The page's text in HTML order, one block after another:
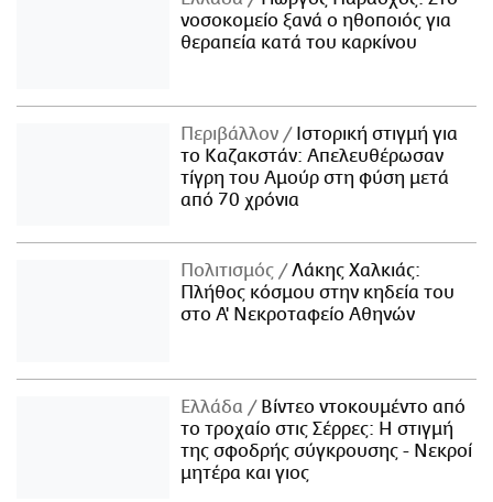
νοσοκομείο ξανά ο ηθοποιός για
θεραπεία κατά του καρκίνου
Περιβάλλον
Ιστορική στιγμή για
το Καζακστάν: Απελευθέρωσαν
τίγρη του Αμούρ στη φύση μετά
από 70 χρόνια
Πολιτισμός
Λάκης Χαλκιάς:
Πλήθος κόσμου στην κηδεία του
στο Α' Νεκροταφείο Αθηνών
Ελλάδα
Βίντεο ντοκουμέντο από
το τροχαίο στις Σέρρες: Η στιγμή
της σφοδρής σύγκρουσης - Νεκροί
μητέρα και γιος